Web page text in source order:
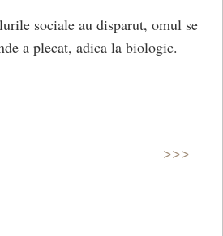
sociale au disparut, omul se
a plecat, adica la biologic.
>>>